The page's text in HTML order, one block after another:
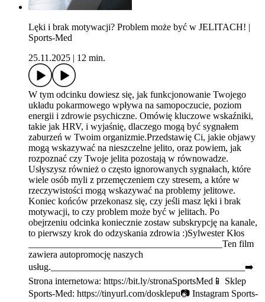
Lęki i brak motywacji? Problem może być w JELITACH! |
Sports-Med
25.11.2025
12 min.
W tym odcinku dowiesz się, jak funkcjonowanie Twojego
układu pokarmowego wpływa na samopoczucie, poziom
energii i zdrowie psychiczne. Omówię kluczowe wskaźniki,
takie jak HRV, i wyjaśnię, dlaczego mogą być sygnałem
zaburzeń w Twoim organizmie.Przedstawię Ci, jakie objawy
mogą wskazywać na nieszczelne jelito, oraz powiem, jak
rozpoznać czy Twoje jelita pozostają w równowadze.
Usłyszysz również o często ignorowanych sygnałach, które
wiele osób myli z przemęczeniem czy stresem, a które w
rzeczywistości mogą wskazywać na problemy jelitowe.
Koniec końców przekonasz się, czy jeśli masz lęki i brak
motywacji, to czy problem może być w jelitach. Po
obejrzeniu odcinka koniecznie zostaw subskrypcję na kanale,
to pierwszy krok do odzyskania zdrowia :)Sylwester Kłos
_________________________________________Ten film
zawiera autopromocję naszych
usług._________________________________________➡️
Strona internetowa: https://bit.ly/stronaSportsMed📱 Sklep
Sports-Med: https://tinyurl.com/dosklepu📷 Instagram Sports-